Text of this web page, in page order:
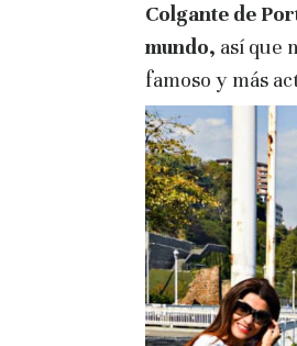
Colgante de
mundo, así que
famoso y más